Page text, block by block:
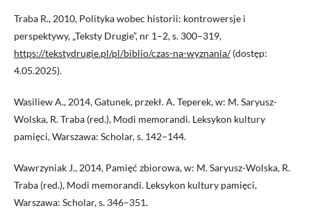
Traba R., 2010, Polityka wobec historii: kontrowersje i
perspektywy, „Teksty Drugie”, nr 1–2, s. 300–319,
https://tekstydrugie.pl/pl/biblio/czas-na-wyznania/(dostęp:
4.05.2025).
Wasiliew A., 2014, Gatunek, przekł. A. Teperek, w: M. Saryusz-
Wolska, R. Traba (red.), Modi memorandi. Leksykon kultury
pamięci, Warszawa: Scholar, s. 142–144.
Wawrzyniak J., 2014, Pamięć zbiorowa, w: M. Saryusz-Wolska, R.
Traba (red.), Modi memorandi. Leksykon kultury pamięci,
Warszawa: Scholar, s. 346–351.